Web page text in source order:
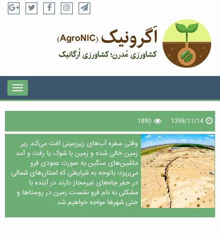
1398/11/14
1890
وقتی سفره آب‌های زیرزمینی افت می‌کند زیر
زمین خالی شده و زمین با شوک یا رفت و آمد
ماشین‌های سنگین به صورت عمودی فرو
می‌ریزد؛ باتوجه به شرایطی که استان‌های شمالی
در حفر چاه‌های غیرمجاز دارند در آینده با
مشکلی به نام فرو نشست زمین در روستاها و
حتی شهرها مواجه خواهیم شد.